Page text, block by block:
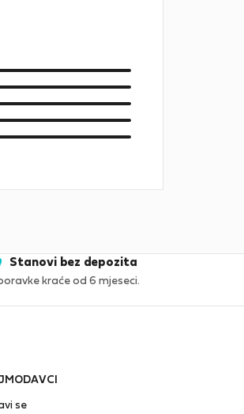
Stanovi bez depozita
kraće od 6 mjeseci.
se